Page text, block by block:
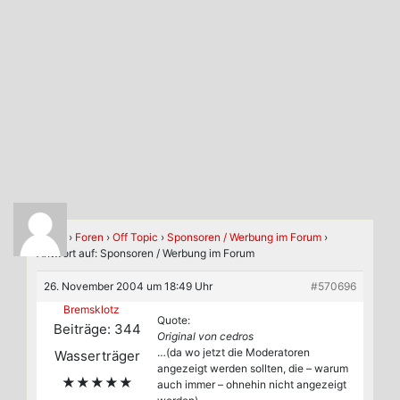
Home › Foren › Off Topic › Sponsoren / Werbung im Forum ›
Antwort auf: Sponsoren / Werbung im Forum
26. November 2004 um 18:49 Uhr
#570696
Bremsklotz
Beiträge: 344
Wasserträger
★★★★★
Quote:
Original von cedros
…(da wo jetzt die Moderatoren
angezeigt werden sollten, die – warum
auch immer – ohnehin nicht angezeigt